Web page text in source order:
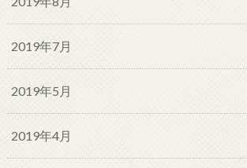
2019年7月
2019年5月
2019年4月